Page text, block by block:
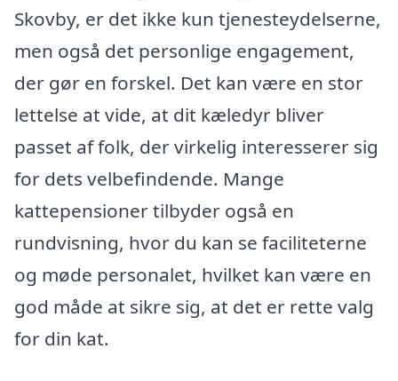
Skovby, er det ikke kun tjenesteydelserne,
men også det personlige engagement,
der gør en forskel. Det kan være en stor
lettelse at vide, at dit kæledyr bliver
passet af folk, der virkelig interesserer sig
for dets velbefindende. Mange
kattepensioner tilbyder også en
rundvisning, hvor du kan se faciliteterne
og møde personalet, hvilket kan være en
god måde at sikre sig, at det er rette valg
for din kat.